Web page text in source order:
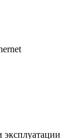
эксплуатации